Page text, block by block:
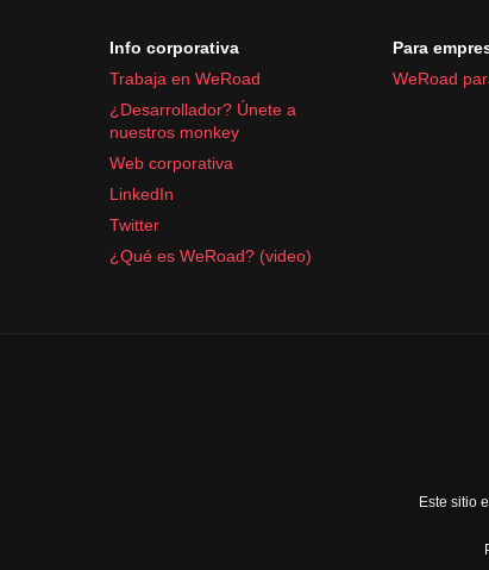
Info corporativa
Trabaja en WeRoad
¿Desarrollador? Únete a
nuestros monkey
Web corporativa
LinkedIn
Twitter
¿Qué es WeRoad? (video)
Para
WeRoad
Este sitio